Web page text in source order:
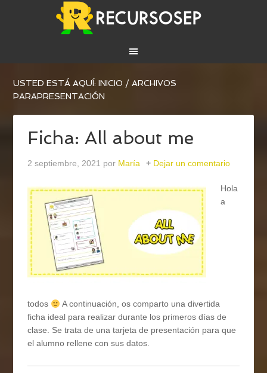
USTED ESTÁ AQUÍ:INICIO / ARCHIVOS
PARAPRESENTACIÓN
Ficha: All about me
2 septiembre, 2021 por María Dejar un comentario
Hola
a
todos
A continuación, os comparto una divertida
ficha ideal para realizar durante los primeros días de
clase. Se trata de una tarjeta de presentación para que
el alumno rellene con sus datos.